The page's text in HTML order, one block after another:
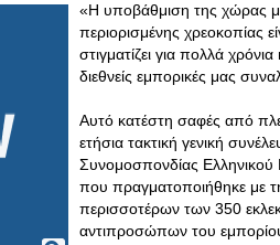
«Η υποβάθμιση της χώρας
περιορισμένης χρεοκοπίας
στιγματίζει για πολλά χρόνια
διεθνείς εμπορικές μας
Αυτό κατέστη σαφές από
ετήσια τακτική γενική
Συνομοσπονδίας
που πραγματοποιήθηκε με
περισσοτέρων των 350
αντιπροσώπων του